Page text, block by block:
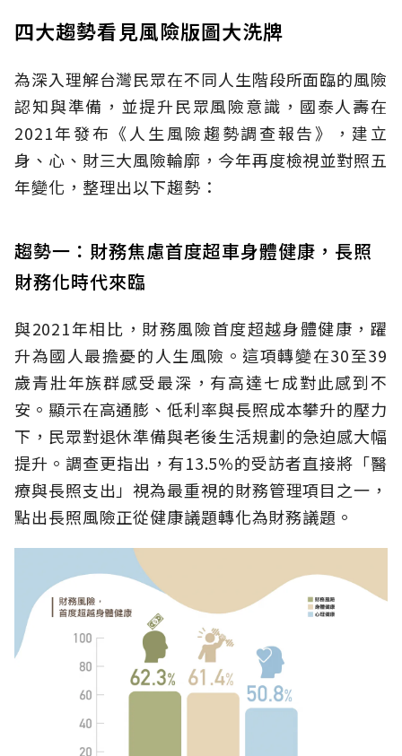
四大趨勢看見風險版圖大洗牌
為深入理解台灣民眾在不同人生階段所面臨的風險
認知與準備，並提升民眾風險意識，國泰人壽在
2021年發布《人生風險趨勢調查報告》，建立
身、心、財三大風險輪廓，今年再度檢視並對照五
年變化，整理出以下趨勢：
趨勢一：財務焦慮首度超車身體健康，長照
財務化時代來臨
與2021年相比，財務風險首度超越身體健康，躍
升為國人最擔憂的人生風險。這項轉變在30至39
歲青壯年族群感受最深，有高達七成對此感到不
安。顯示在高通膨、低利率與長照成本攀升的壓力
下，民眾對退休準備與老後生活規劃的急迫感大幅
提升。調查更指出，有13.5%的受訪者直接將「醫
療與長照支出」視為最重視的財務管理項目之一，
點出長照風險正從健康議題轉化為財務議題。